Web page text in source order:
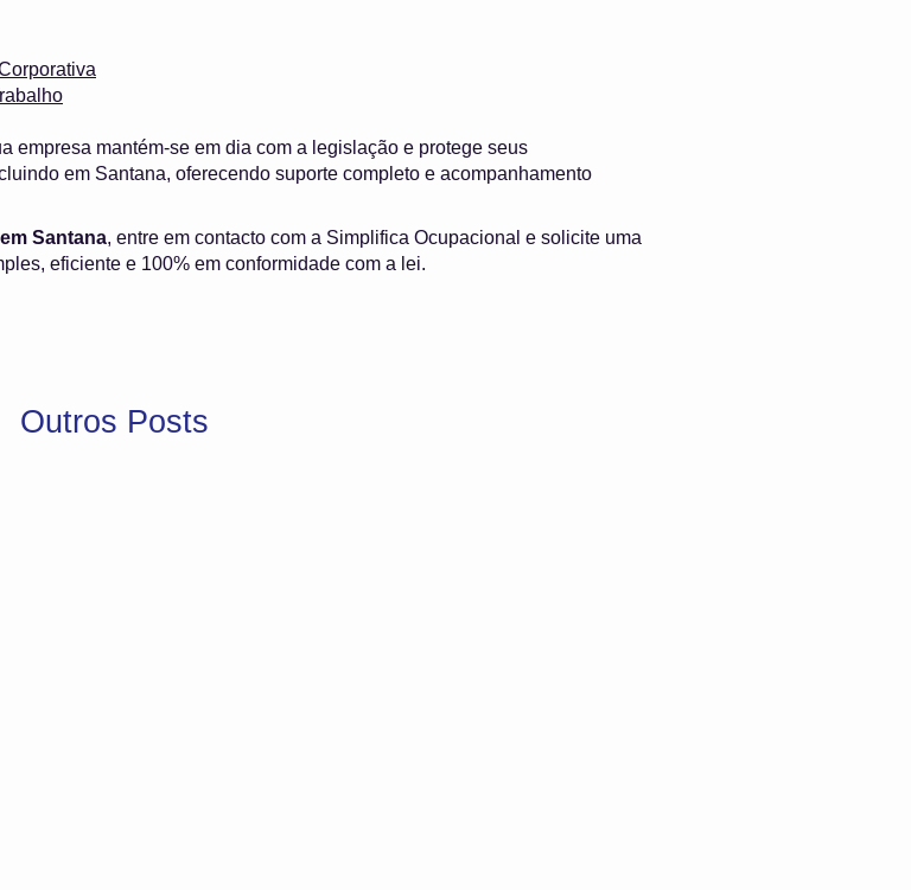
empresa mantém-se em dia com a legislação e protege seus
em Santana, oferecendo suporte completo e acompanhamento
Santana, entre em contacto com a Simplifica Ocupacional e solicite uma
eficiente e 100% em conformidade com a lei.
Outros Posts